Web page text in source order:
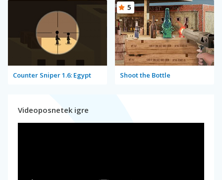
Counter Sniper 1.6: Egypt Shoot the Bottle
5
Videoposnetek igre